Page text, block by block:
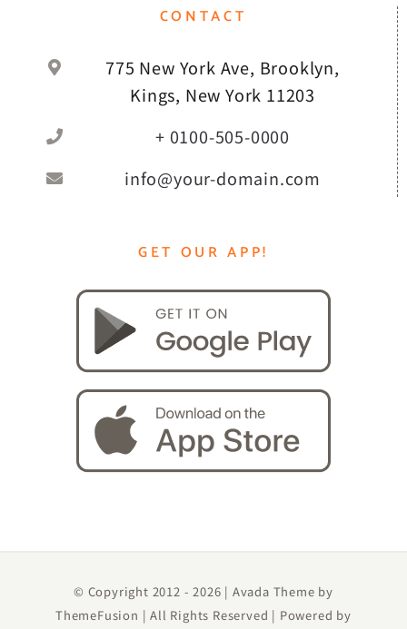
CONTACT
775 New York Ave, Brooklyn,
Kings, New York 11203
+ 0100-505-0000
info@your-domain.com
GET OUR APP!
© Copyright 2012 -2026 | Avada Theme by
ThemeFusion | All Rights Reserved | Powered by